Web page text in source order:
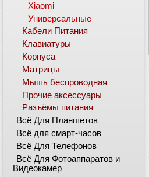
Xiaomi
Универсальные
Кабели Питания
Клавиатуры
Корпуса
Матрицы
Мышь беспроводная
Прочие аксессуары
Разъёмы питания
Всё Для Планшетов
Всё для смарт-часов
Всё Для Телефонов
Всё Для Фотоаппаратов и
Видеокамер